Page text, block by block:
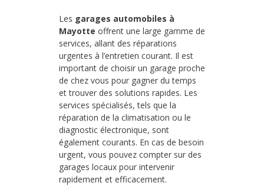
Les garages automobiles à
Mayotte offrent une large gamme de
services, allant des réparations
urgentes à l’entretien courant. Il est
important de choisir un garage proche
de chez vous pour gagner du temps
et trouver des solutions rapides. Les
services spécialisés, tels que la
réparation de la climatisation ou le
diagnostic électronique, sont
également courants. En cas de besoin
urgent, vous pouvez compter sur des
garages locaux pour intervenir
rapidement et efficacement.